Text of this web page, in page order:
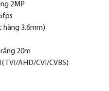
2MP
hàng 3.6mm)
20m
TVI/AHD/CVI/CVBS)